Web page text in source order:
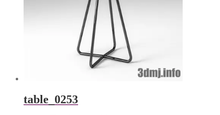
table_0253